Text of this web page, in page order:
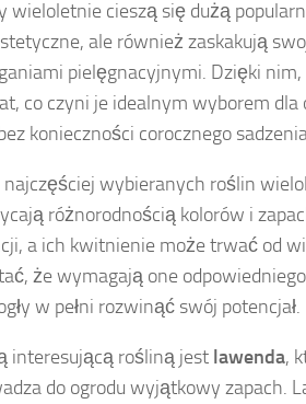
wieloletnie cieszą się dużą
ale również zaskakują
pielęgnacyjnymi. Dzięki
co czyni je idealnym wyborem
konieczności corocznego
najczęściej wybieranych roślin
różnorodnością kolorów i
a ich kwitnienie może trwać od
że wymagają one
w pełni rozwinąć swój potencjał.
interesującą rośliną jest lawenda,
do ogrodu wyjątkowy zapach.